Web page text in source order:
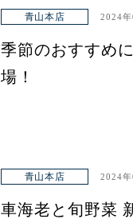
青山本店 2024年
季節のおすすめ
場！
青山本店 2024年
車海老と旬野菜